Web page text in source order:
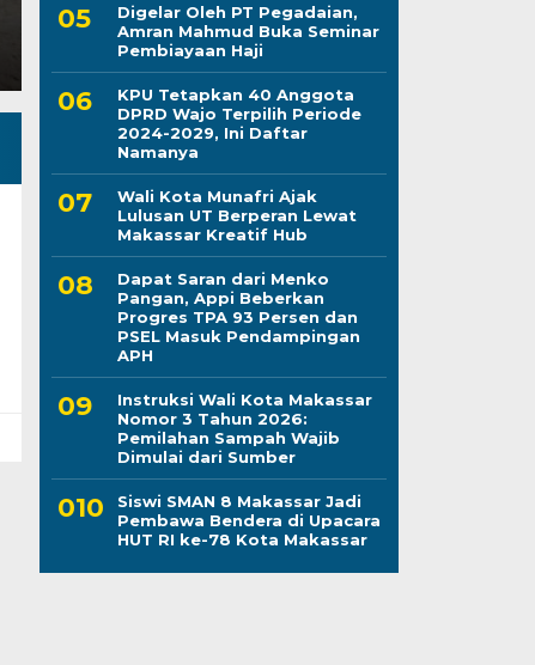
Digelar Oleh PT Pegadaian,
Amran Mahmud Buka Seminar
Pembiayaan Haji
KPU Tetapkan 40 Anggota
DPRD Wajo Terpilih Periode
2024-2029, Ini Daftar
Namanya
Wali Kota Munafri Ajak
Lulusan UT Berperan Lewat
Makassar Kreatif Hub
Dapat Saran dari Menko
Pangan, Appi Beberkan
Progres TPA 93 Persen dan
PSEL Masuk Pendampingan
APH
Instruksi Wali Kota Makassar
Nomor 3 Tahun 2026:
Pemilahan Sampah Wajib
Dimulai dari Sumber
Siswi SMAN 8 Makassar Jadi
Pembawa Bendera di Upacara
HUT RI ke-78 Kota Makassar